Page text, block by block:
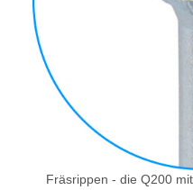
Fräsrippen - die Q200